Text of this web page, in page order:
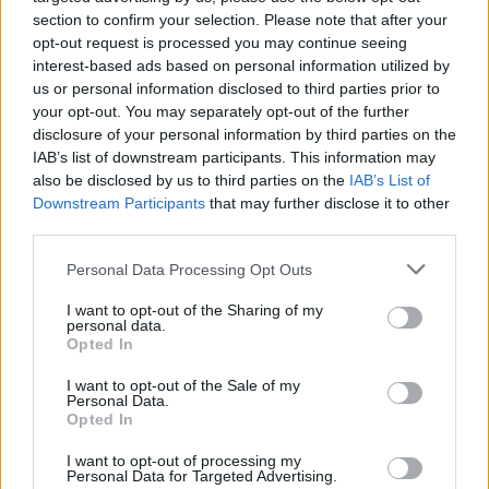
section to confirm your selection. Please note that after your
opt-out request is processed you may continue seeing
interest-based ads based on personal information utilized by
us or personal information disclosed to third parties prior to
your opt-out. You may separately opt-out of the further
disclosure of your personal information by third parties on the
IAB’s list of downstream participants. This information may
also be disclosed by us to third parties on the IAB’s List of
Downstream Participants that may further disclose it to other
Personal Data Processing Opt Outs
I want to opt-out of the Sharing of my
personal data.
Opted In
I want to opt-out of the Sale of my
Personal Data.
Opted In
I want to opt-out of processing my
Personal Data for Targeted Advertising.
news
RELATED ARTICLES MORE FROM AUTHOR
Sieste après 65 ans : la
clé pour préserver votre
cerveau ou le mettre en
Santé
découvrir
Ménopause précoce : le